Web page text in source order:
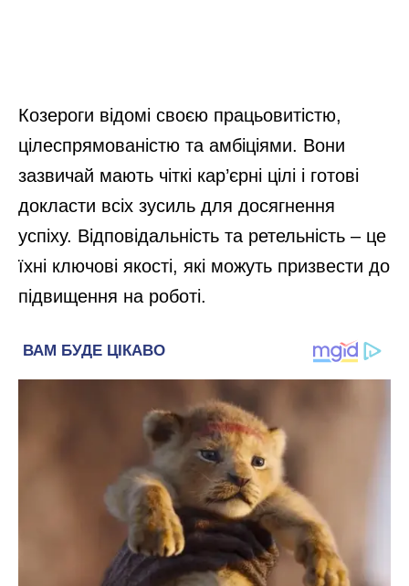
Козероги відомі своєю працьовитістю,
цілеспрямованістю та амбіціями. Вони
зазвичай мають чіткі кар’єрні цілі і готові
докласти всіх зусиль для досягнення
успіху. Відповідальність та ретельність – це
їхні ключові якості, які можуть призвести до
підвищення на роботі.